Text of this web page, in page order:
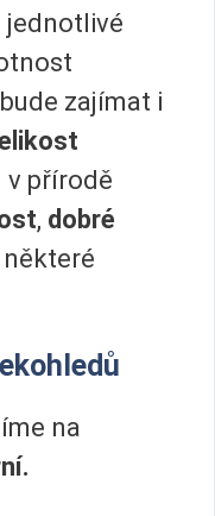
jednotlivé
zajímat i
v přírodě
, dobré
na